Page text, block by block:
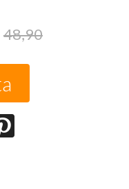
48,90